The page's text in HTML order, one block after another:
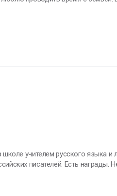
русского языка и литературы.
писателей. Есть награды.